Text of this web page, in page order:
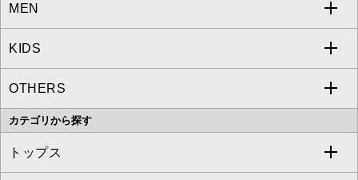
a.v.v
MICHEL KLEIN
MK MICHEL KLEIN
OFUON le MK
MEN
a.v.v
MICHEL KLEIN HOMME
MK MICHEL KLEIN HOMME
KIDS
a.v.v
OTHERS
MK MICHEL KLEIN BAG
カテゴリから探す
トップス